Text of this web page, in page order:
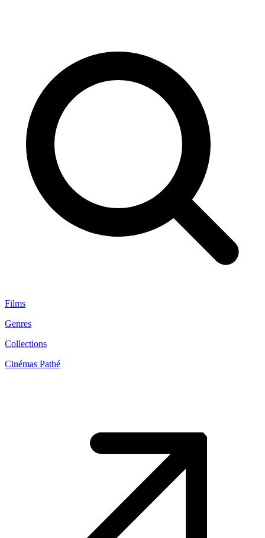
Films
Genres
Collections
Cinémas Pathé